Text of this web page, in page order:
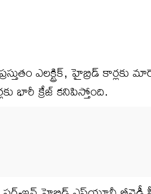
ఎలక్ట్రిక్, హైబ్రిడ్ కార్లకు
భారీ క్రేజ్ కనిపిస్తోంది.